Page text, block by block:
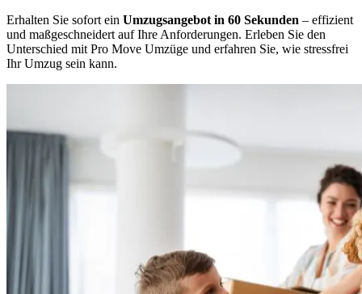
Erhalten Sie sofort ein Umzugsangebot in 60 Sekunden – effizient
und maßgeschneidert auf Ihre Anforderungen. Erleben Sie den
Unterschied mit Pro Move Umzüge und erfahren Sie, wie stressfrei
Ihr Umzug sein kann.